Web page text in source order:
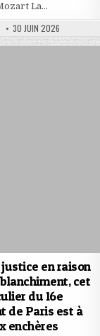
La…
PUBLISHED
DATE:
30 JUIN 2026
en raison
cet
du 16e
de Paris est à
enchères